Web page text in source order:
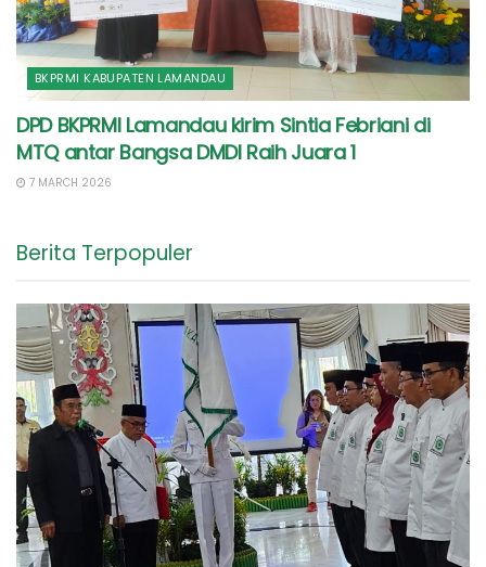
BKPRMI KABUPATEN LAMANDAU
DPD BKPRMI Lamandau kirim Sintia Febriani di
MTQ antar Bangsa DMDI Raih Juara 1
7 MARCH 2026
Berita Terpopuler